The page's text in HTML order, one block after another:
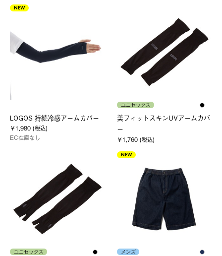
NEW
LOGOS 持続冷感アームカバー
￥1,980 (税込)
EC在庫なし
ユニセックス
美フィットスキンUVアームカバ
ー
￥1,760 (税込)
ユニセックス
NEW
メンズ